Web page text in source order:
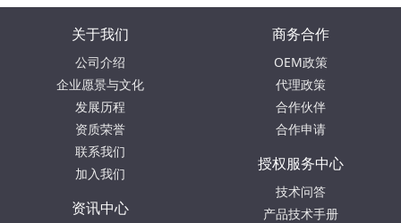
关于我们
公司介绍
企业愿景与文化
发展历程
资质荣誉
联系我们
加入我们
商务合作
OEM政策
代理政策
合作伙伴
合作申请
授权服务中心
技术问答
产品技术手册
资讯中心